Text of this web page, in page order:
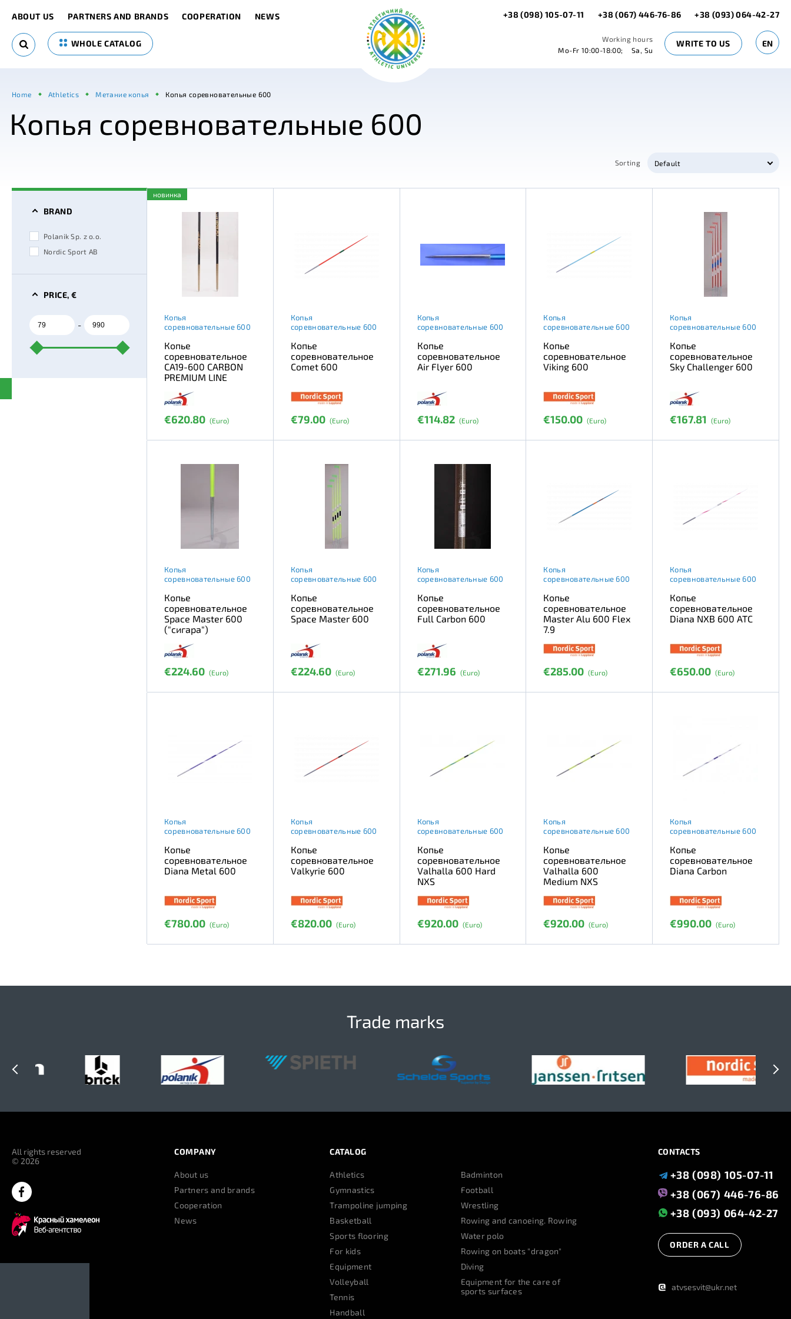
ABOUT US PARTNERS AND BRANDS COOPERATION NEWS
WHOLE CATALOG
+38 (098) 105-07-11 +38 (067) 446-76-86 +38 (093) 064-42-27
Working hours
Mo-Fr 10:00-18:00;
Sa, Su
WRITE TO US EN
Home Athletics Метание копья Копья соревновательные 600
Копья соревновательные 600
Sorting Default
BRAND
Polanik Sp. z o.o.
Nordic Sport AB
PRICE, €
-
новинка
Копья
соревновательные 600
Копье
соревновательное
CA19-600 CARBON
PREMIUM LINE
€620.80 (Euro)
Копья
соревновательные 600
Копье
соревновательное
Comet 600
€79.00 (Euro)
Копья
соревновательные 600
Копье
соревновательное
Air Flyer 600
€114.82 (Euro)
Копья
соревновательные 600
Копье
соревновательное
Viking 600
€150.00 (Euro)
Копья
соревновательные 600
Копье
соревновательное
Sky Challenger 600
€167.81 (Euro)
Копья
соревновательные 600
Копье
соревновательное
Space Master 600
("сигара")
€224.60 (Euro)
Копья
соревновательные 600
Копье
соревновательное
Space Master 600
€224.60 (Euro)
Копья
соревновательные 600
Копье
соревновательное
Full Carbon 600
€271.96 (Euro)
Копья
соревновательные 600
Копье
соревновательное
Master Alu 600 Flex
7.9
€285.00 (Euro)
Копья
соревновательные 600
Копье
соревновательное
Diana NXB 600 ATC
€650.00 (Euro)
Копья
соревновательные 600
Копье
соревновательное
Diana Metal 600
€780.00 (Euro)
Копья
соревновательные 600
Копье
соревновательное
Valkyrie 600
€820.00 (Euro)
Копья
соревновательные 600
Копье
соревновательное
Valhalla 600 Hard
NXS
€920.00 (Euro)
Копья
соревновательные 600
Копье
соревновательное
Valhalla 600
Medium NXS
€920.00 (Euro)
Копья
соревновательные 600
Копье
соревновательное
Diana Carbon
€990.00 (Euro)
Trade marks
All rights reserved
© 2026
COMPANY
About us
Partners and brands
Cooperation
News
CATALOG
Athletics
Gymnastics
Trampoline jumping
Basketball
Sports flooring
For kids
Equipment
Volleyball
Tennis
Handball
Badminton
Football
Wrestling
Rowing and canoeing. Rowing
Water polo
Rowing on boats "dragon"
Diving
Equipment for the care of
sports surfaces
CONTACTS
+38 (098) 105-07-11
+38 (067) 446-76-86
+38 (093) 064-42-27
ORDER A CALL
@ atvsesvit@ukr.net